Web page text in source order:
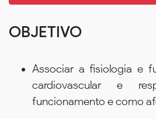
OBJETIVO
Associar a fisiologia e
cardiovascular e
funcionamento e como